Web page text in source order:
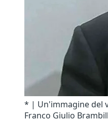
* | Un'immagine del
Franco Giulio